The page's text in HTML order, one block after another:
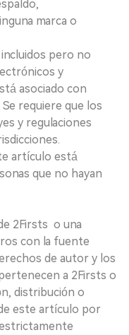
marca o
pero no
y
asociado con
requiere que los
y regulaciones
artículo está
que no hayan
2Firsts o una
con la fuente
de autor y los
a 2Firsts o
distribución o
este artículo por